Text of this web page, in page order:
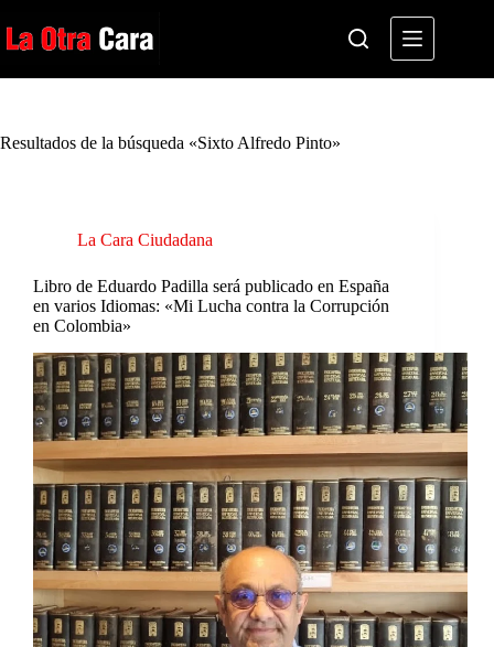
al
contenido
Resultados de la búsqueda «Sixto Alfredo Pinto»
La Cara Ciudadana
Libro de Eduardo Padilla será publicado en España
en varios Idiomas: «Mi Lucha contra la Corrupción
en Colombia»